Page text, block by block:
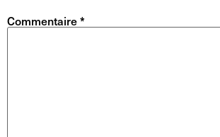
Commentaire*